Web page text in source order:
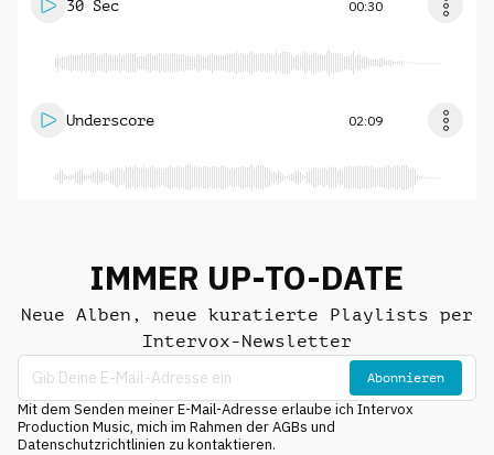
30 Sec 00:30
Underscore 02:09
IMMER UP-TO-DATE
Neue Alben, neue kuratierte Playlists per
Intervox-Newsletter
Abonnieren
Mit dem Senden meiner E-Mail-Adresse erlaube ich Intervox
Production Music, mich im Rahmen der AGBs und
Datenschutzrichtlinien zu kontaktieren.